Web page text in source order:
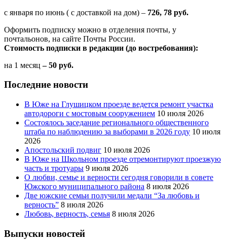
с января по июнь ( с доставкой на дом) – 726, 78 руб.
Оформить подписку можно в отделения почты, у
почтальонов, на сайте Почты России.
Стоимость подписки в редакции (до востребования):
на 1 месяц – 50 руб.
Последние новости
В Юже на Глушицком проезде ведется ремонт участка
автодороги с мостовым сооружением 10 июля 2026
Состоялось заседание регионального общественного
штаба по наблюдению за выборами в 2026 году 10 июля
2026
Апостольский подвиг 10 июля 2026
В Юже на Школьном проезде отремонтируют проезжую
часть и тротуары 9 июля 2026
О любви, семье и верности сегодня говорили в совете
Южского муниципального района 8 июля 2026
Две южские семьи получили медали “За любовь и
верность” 8 июля 2026
Любовь, верность, семья 8 июля 2026
Выпуски новостей